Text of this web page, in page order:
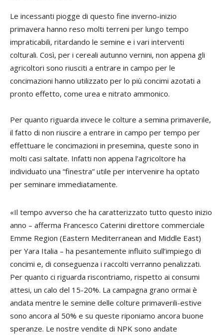
Le incessanti piogge di questo fine inverno-inizio
primavera hanno reso molti terreni per lungo tempo
impraticabili, ritardando le semine e i vari interventi
colturali. Così, per i cereali autunno vernini, non appena gli
agricoltori sono riusciti a entrare in campo per le
concimazioni hanno utilizzato per lo più concimi azotati a
pronto effetto, come urea e nitrato ammonico.
Per quanto riguarda invece le colture a semina primaverile,
il fatto di non riuscire a entrare in campo per tempo per
effettuare le concimazioni in presemina, queste sono in
molti casi saltate. Infatti non appena l’agricoltore ha
individuato una “finestra” utile per intervenire ha optato
per seminare immediatamente.
«Il tempo avverso che ha caratterizzato tutto questo inizio
anno – afferma Francesco Caterini direttore commerciale
Emme Region (Eastern Mediterranean and Middle East)
per Yara Italia – ha pesantemente influito sull’impiego di
concimi e, di conseguenza i raccolti verranno penalizzati.
Per quanto ci riguarda riscontriamo, rispetto ai consumi
attesi, un calo del 15-20%. La campagna grano ormai è
andata mentre le semine delle colture primaverili-estive
sono ancora al 50% e su queste riponiamo ancora buone
speranze. Le nostre vendite di NPK sono andate